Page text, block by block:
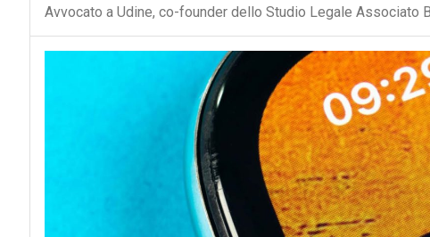
Avvocato a Udine, co-founder dello Studio Legale Associato